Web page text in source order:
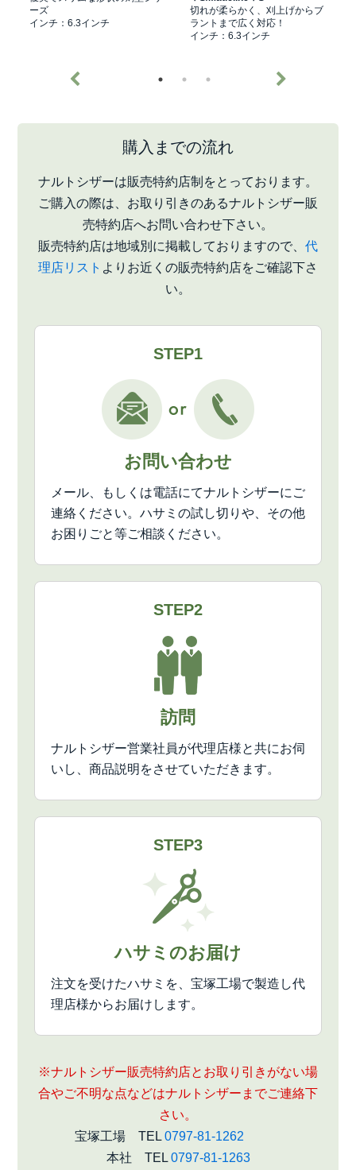
ーズ
インチ：6.3インチ
切れが柔らかく、刈上げからブ
ラントまで広く対応！
インチ：6.3インチ
購入までの流れ
ナルトシザーは販売特約店制をとっております。
ご購入の際は、お取り引きのあるナルトシザー販
売特約店へお問い合わせ下さい。
販売特約店は地域別に掲載しておりますので、 代
理店リスト よりお近くの販売特約店をご確認下さ
い。
STEP1
お問い合わせ
メール、もしくは電話にてナルトシザーにご
連絡ください。ハサミの試し切りや、その他
お困りごと等ご相談ください。
STEP2
訪問
ナルトシザー営業社員が代理店様と共にお伺
いし、商品説明をさせていただきます。
STEP3
ハサミのお届け
注文を受けたハサミを、宝塚工場で製造し代
理店様からお届けします。
※ナルトシザー販売特約店とお取り引きがない場
合やご不明な点などはナルトシザーまでご連絡下
さい。
宝塚工場 TEL 0797-81-1262
本社 TEL 0797-81-1263